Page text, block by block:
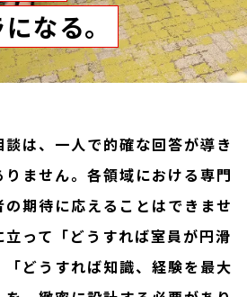
なる。
は、一人で的確な回答が導き
ません。各領域における専門
期待に応えることはできませ
って「どうすれば室員が円滑
どうすれば知識、経験を最大